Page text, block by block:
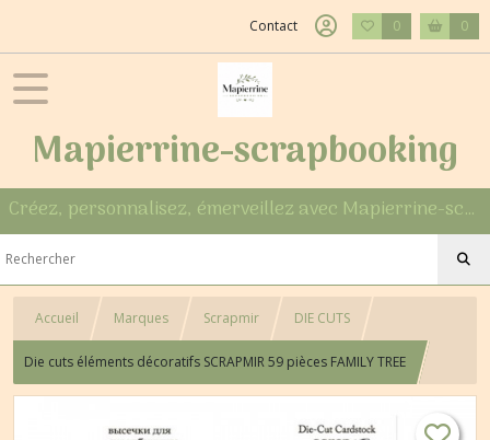
Contact 0 0
Mapierrine-scrapbooking
Créez, personnalisez, émerveillez avec Mapierrine-scrapbooking
Accueil Marques Scrapmir DIE CUTS
Die cuts éléments décoratifs SCRAPMIR 59 pièces FAMILY TREE